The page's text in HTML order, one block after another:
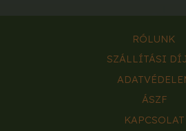
RÓLUNK
SZÁLLÍTÁSI
ÁSZF
KAPCSOLAT